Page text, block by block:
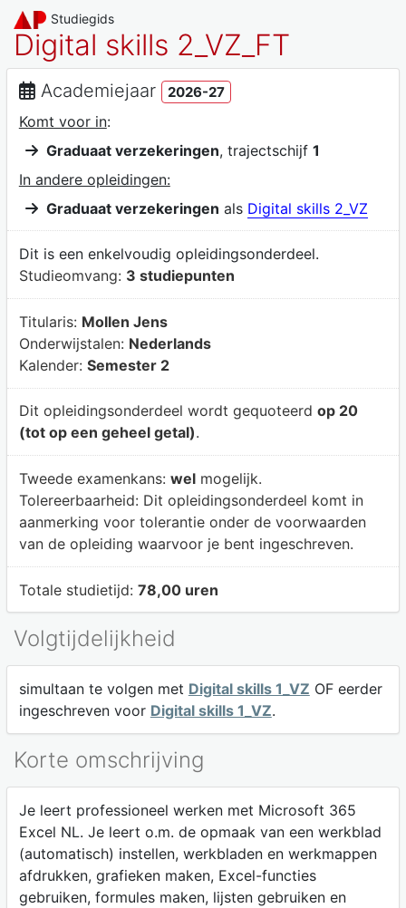
Studiegids
Digital skills 2_VZ_FT
Academiejaar 2026-27
Komt voor in:
Graduaat verzekeringen, trajectschijf 1
In andere opleidingen:
Graduaat verzekeringen als Digital skills 2_VZ
Dit is een enkelvoudig opleidingsonderdeel.
Studieomvang: 3 studiepunten
Titularis: Mollen Jens
Onderwijstalen: Nederlands
Kalender: Semester 2
Dit opleidingsonderdeel wordt gequoteerd op 20
(tot op een geheel getal).
Tweede examenkans: welmogelijk.
Tolereerbaarheid: Dit opleidingsonderdeel komt in
aanmerking voor tolerantie onder de voorwaarden
van de opleiding waarvoor je bent ingeschreven.
Totale studietijd: 78,00 uren
Volgtijdelijkheid
simultaan te volgen met Digital skills 1_VZ OF eerder
ingeschreven voor Digital skills 1_VZ.
Korte omschrijving
Je leert professioneel werken met Microsoft 365
Excel NL. Je leert o.m. de opmaak van een werkblad
(automatisch) instellen, werkbladen en werkmappen
afdrukken, grafieken maken, Excel-functies
gebruiken, formules maken, lijsten gebruiken en